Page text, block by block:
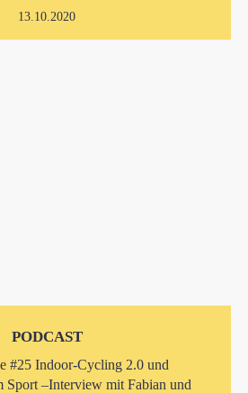
13.10.2020
PODCAST
#25 Indoor-Cycling 2.0 und
Sport –Interview mit Fabian und